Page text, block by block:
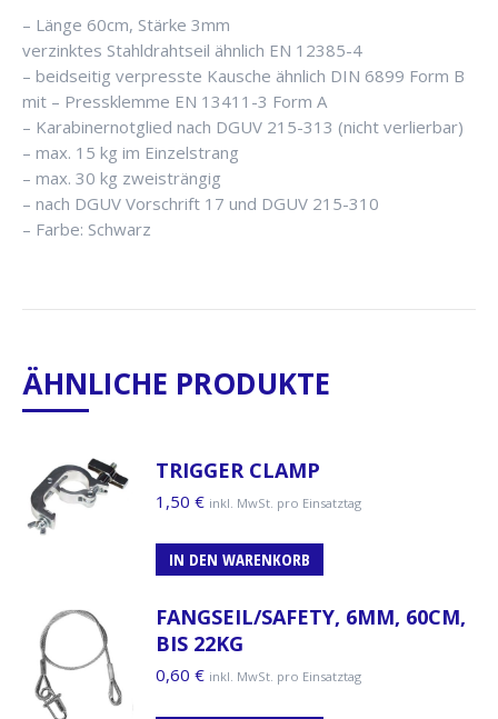
– Länge 60cm, Stärke 3mm
verzinktes Stahldrahtseil ähnlich EN 12385-4
– beidseitig verpresste Kausche ähnlich DIN 6899 Form B
mit – Pressklemme EN 13411-3 Form A
– Karabinernotglied nach DGUV 215-313 (nicht verlierbar)
– max. 15 kg im Einzelstrang
– max. 30 kg zweisträngig
– nach DGUV Vorschrift 17 und DGUV 215-310
– Farbe: Schwarz
ÄHNLICHE PRODUKTE
TRIGGER CLAMP
1,50 € inkl. MwSt. pro Einsatztag
IN DEN WARENKORB
FANGSEIL/SAFETY, 6MM, 60CM,
BIS 22KG
0,60 € inkl. MwSt. pro Einsatztag